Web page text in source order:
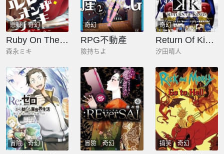
懸疑 奇幻
Ruby On The Cake ~食人魔女的晚宴~
森永ミキ
奇幻
RPG不動產
險持ちよ
奇幻
Return Of Kings
汐田晴人
冒險 奇幻 冒險 奇幻 搞笑 奇幻